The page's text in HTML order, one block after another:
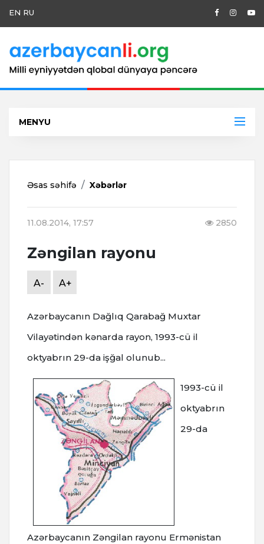
EN RU
MENYU
Əsas səhifə Xəbərlər
11.08.2014, 17:57 2850
Zəngilan rayonu
A- A+
Azərbaycanın Dağlıq Qarabağ Muxtar
Vilayətindən kənarda rayon, 1993-cü il
oktyabrın 29-da işğal olunub...
1993-cü il
oktyabrın
29-da
Azərbaycanın Zəngilan rayonu Ermənistan